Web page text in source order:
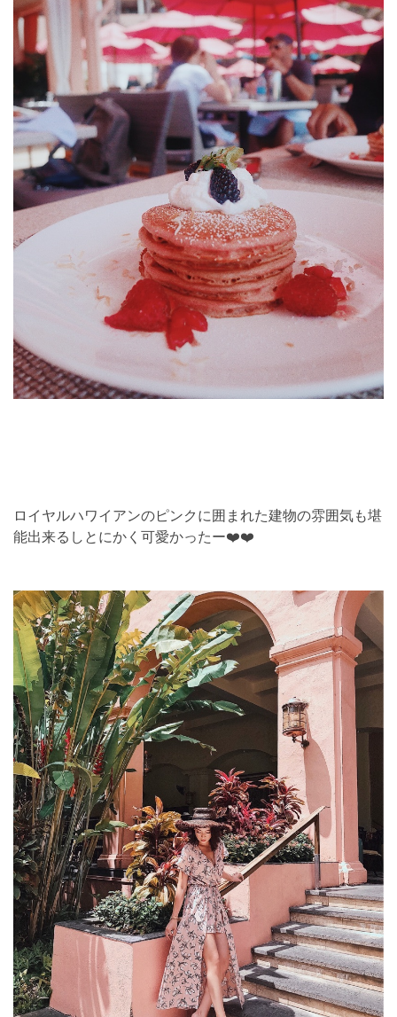
ロイヤルハワイアンのピンクに囲まれた建物の雰囲気も堪
能出来るしとにかく可愛かったー❤️❤️